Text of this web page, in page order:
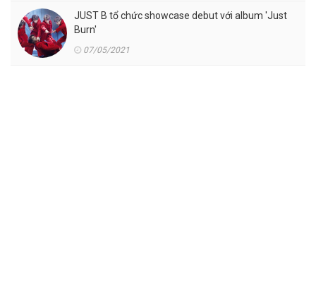
JUST B tổ chức showcase debut với album 'Just
Burn'
07/05/2021